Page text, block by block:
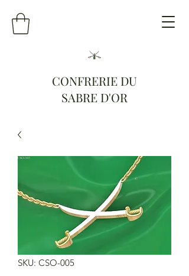
CONFRERIE DU
SABRE D'OR
SKU: CSO-005